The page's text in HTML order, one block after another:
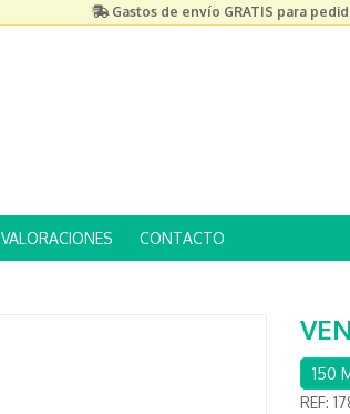
Gastos de envío GRATIS para
VALORACIONES CONTACTO
150
REF: